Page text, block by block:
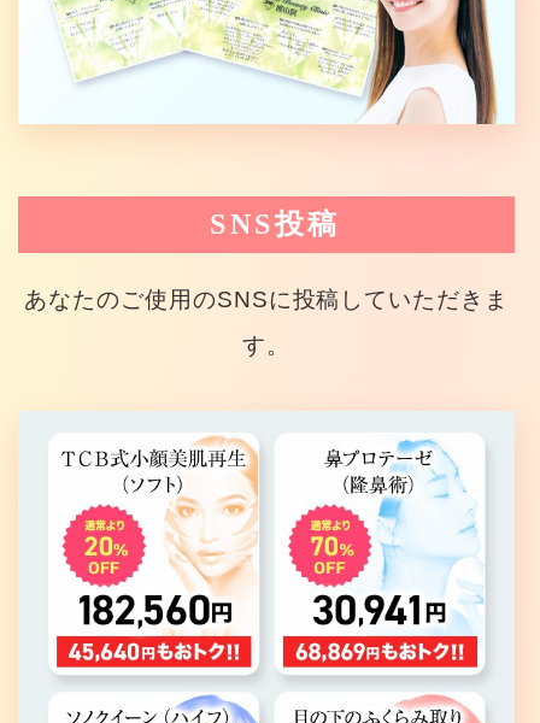
SNS投稿
あなたのご使用のSNSに投稿していただきま
す。